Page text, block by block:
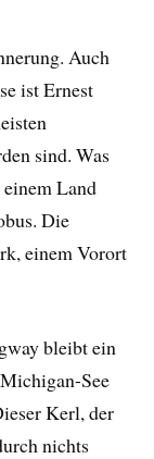
Auch
ist Ernest
sind. Was
Land
Die
einem Vorort
bleibt ein
See
Kerl, der
nichts